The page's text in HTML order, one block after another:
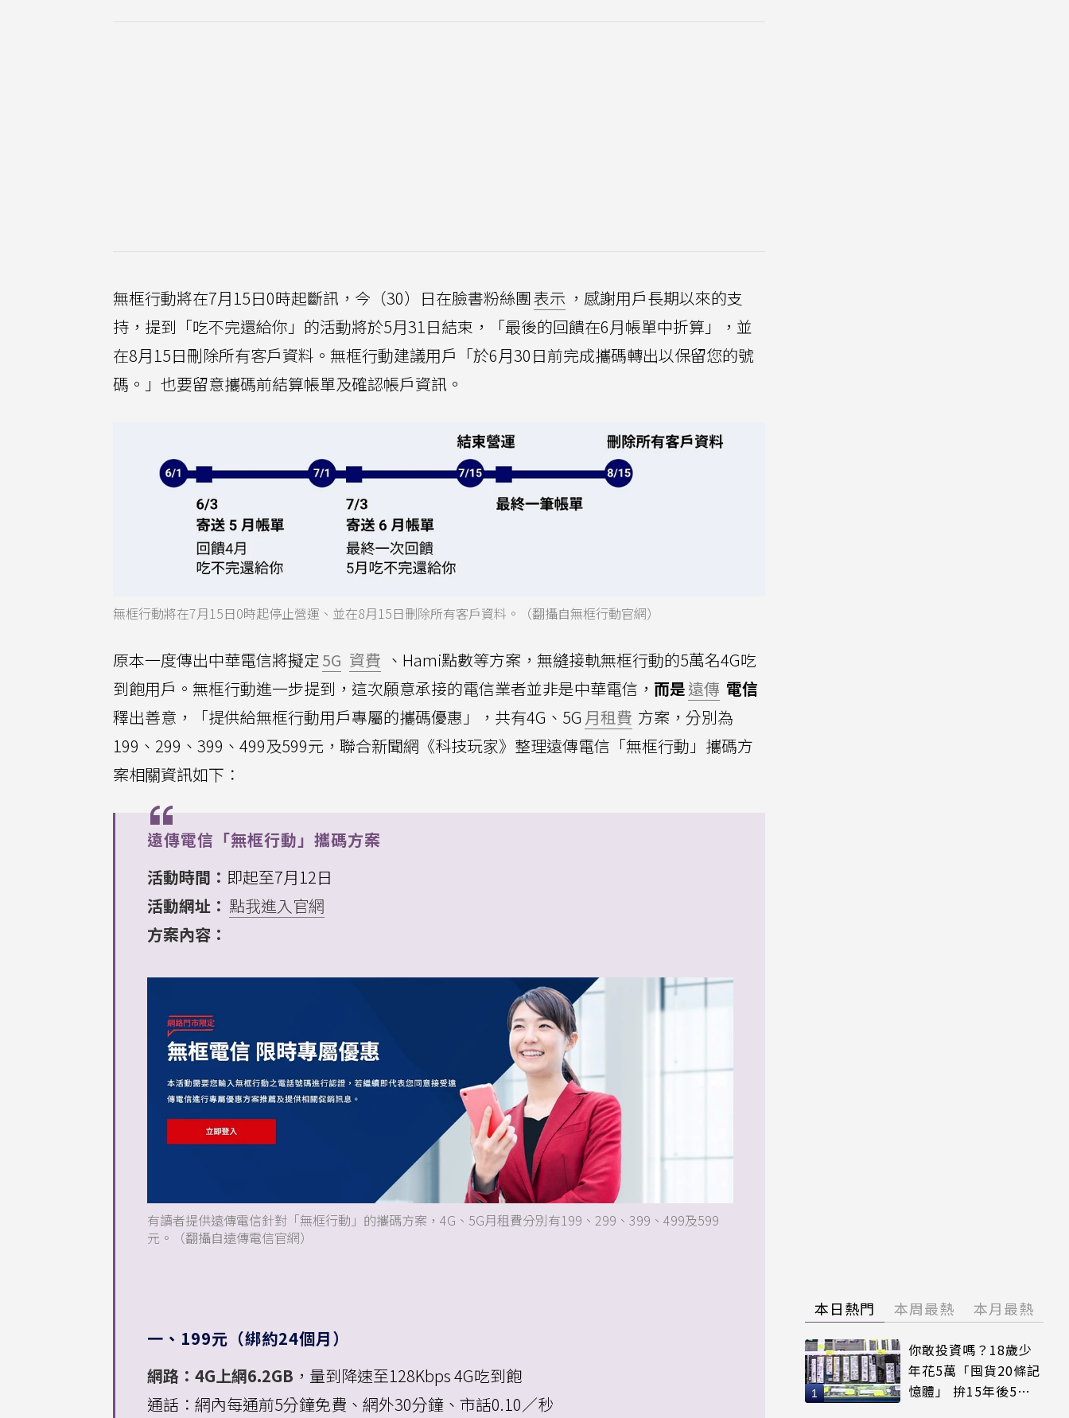
無框行動將在7月15日0時起斷訊，今（30）日在臉書粉絲團表示 ，感謝用戶長期以來的支
持，提到「吃不完還給你」的活動將於5月31日結束，「最後的回饋在6月帳單中折算」，並
在8月15日刪除所有客戶資料。無框行動建議用戶「於6月30日前完成攜碼轉出以保留您的號
碼。」也要留意攜碼前結算帳單及確認帳戶資訊。
無框行動將在7月15日0時起停止營運、並在8月15日刪除所有客戶資料。（翻攝自無框行動官網）
原本一度傳出中華電信將擬定 5G 資費 、Hami點數等方案，無縫接軌無框行動的5萬名4G吃
到飽用戶。無框行動進一步提到，這次願意承接的電信業者並非是中華電信， 而是遠傳 電信
釋出善意，「提供給無框行動用戶專屬的攜碼優惠」，共有4G、5G 月租費 方案，分別為
199、299、399、499及599元，聯合新聞網《科技玩家》整理遠傳電信「無框行動」攜碼方
案相關資訊如下：
遠傳電信「無框行動」攜碼方案
活動時間： 即起至7月12日
活動網址： 點我進入官網
方案內容：
有讀者提供遠傳電信針對「無框行動」的攜碼方案，4G、5G月租費分別有199、299、399、499及599
元。（翻攝自遠傳電信官網）
一、199元（綁約24個月）
網路：4G上網6.2GB ，量到降速至128Kbps 4G吃到飽
通話：網內每通前5分鐘免費、網外30分鐘、市話0.10／秒
本日熱門 本周最熱 本月最熱
你敢投資嗎？18歲少
年花5萬「囤貨20條記
憶體」 拚15年後5倍